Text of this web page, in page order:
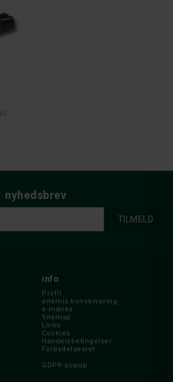
nyhedsbrev
info
Profil
artemis konservering
e-mærke
Sitemap
Links
Cookies
Handelsbetingelser
Fortrydelsesret
GDPR-popup